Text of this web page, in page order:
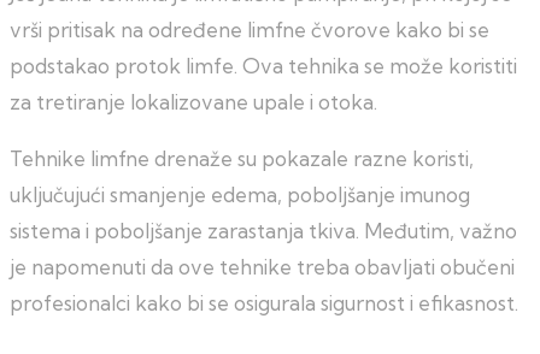
vrši pritisak na određene limfne čvorove kako bi se
podstakao protok limfe. Ova tehnika se može koristiti
za tretiranje lokalizovane upale i otoka.
Tehnike limfne drenaže su pokazale razne koristi,
uključujući smanjenje edema, poboljšanje imunog
sistema i poboljšanje zarastanja tkiva. Međutim, važno
je napomenuti da ove tehnike treba obavljati obučeni
profesionalci kako bi se osigurala sigurnost i efikasnost.